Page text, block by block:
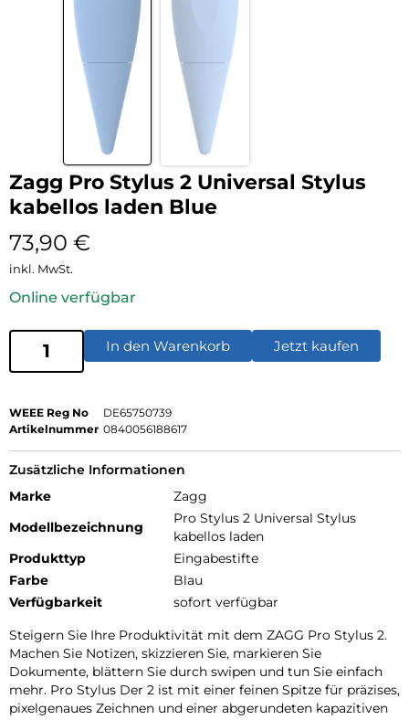
Zagg Pro Stylus 2 Universal Stylus
kabellos laden Blue
73,90 €
inkl. MwSt.
Online verfügbar
In den Warenkorb Jetzt kaufen
WEEE Reg No
DE65750739
Artikelnummer 0840056188617
Zusätzliche Informationen
Marke
Zagg
Modellbezeichnung
Pro Stylus 2 Universal Stylus
kabellos laden
Produkttyp
Eingabestifte
Farbe
Blau
Verfügbarkeit
sofort verfügbar
Steigern Sie Ihre Produktivität mit dem ZAGG Pro Stylus 2.
Machen Sie Notizen, skizzieren Sie, markieren Sie
Dokumente, blättern Sie durch swipen und tun Sie einfach
mehr. Pro Stylus Der 2 ist mit einer feinen Spitze für präzises,
pixelgenaues Zeichnen und einer abgerundeten kapazitiven